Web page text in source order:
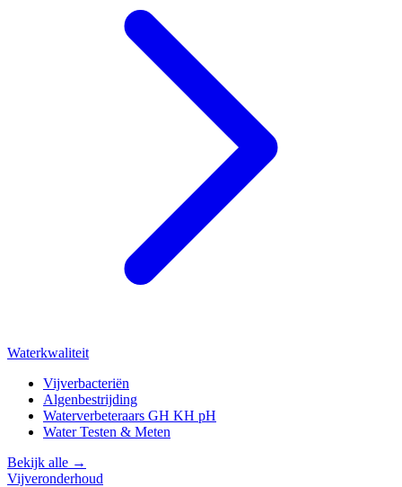
Waterkwaliteit
Vijverbacteriën
Algenbestrijding
Waterverbeteraars GH KH pH
Water Testen & Meten
Bekijk alle →
Vijveronderhoud